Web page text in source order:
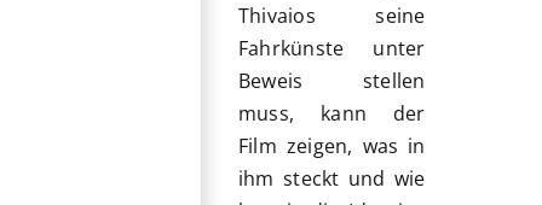
Thivaios seine
Fahrkünste unter
Beweis stellen
muss, kann der
Film zeigen, was in
ihm steckt und wie